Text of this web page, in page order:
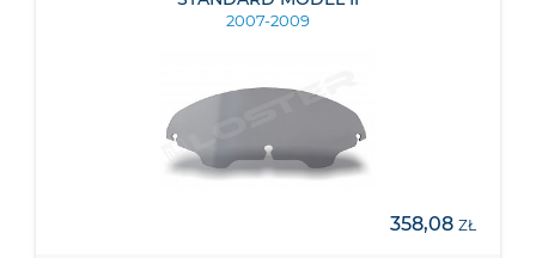
2007-2009
358,08 ZŁ